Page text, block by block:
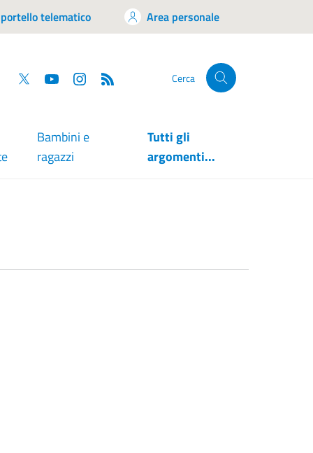
telematico Area personale
Facebook
Twitter YouTube Cerca
Bambini e
ragazzi
Tutti gli
argomenti...